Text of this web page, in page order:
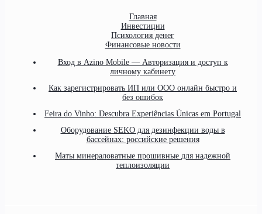
Главная
Инвестиции
Психология денег
Финансовые новости
Вход в Azino Mobile — Авторизация и доступ к
личному кабинету
Как зарегистрировать ИП или ООО онлайн быстро и
без ошибок
Feira do Vinho: Descubra Experiências Únicas em Portugal
Оборудование SEKO для дезинфекции воды в
бассейнах: российские решения
Маты минераловатные прошивные для надежной
теплоизоляции